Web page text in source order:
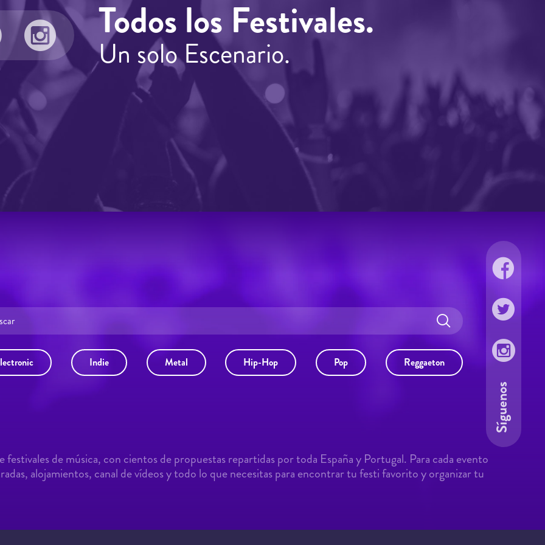
Todos los Festivales.
Un solo Escenario.
Indie Metal Hip-Hop Pop Reggaeton
Síguenos
de música, con cientos de propuestas repartidas por toda España y Portugal. Para cada evento
alojamientos, canal de vídeos y todo lo que necesitas para encontrar tu festi favorito y organizar tu